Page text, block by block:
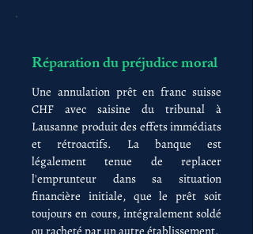
Réparation du préjudice moral
Une annulation prêt en franc suisse
CHF avec saisine du tribunal à
Lausanne produit des effets immédiats
et rétroactifs. La banque est
légalement tenue de replacer
l'emprunteur dans sa situation
financière initiale, que le prêt soit
toujours en cours, intégralement soldé
ou racheté par un autre établissement.